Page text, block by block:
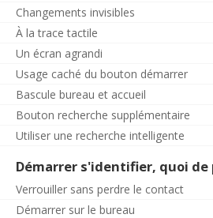
Changements invisibles
À la trace tactile
Un écran agrandi
Usage caché du bouton démarrer
Bascule bureau et accueil
Bouton recherche supplémentaire
Utiliser une recherche intelligente
Démarrer s'identifier, quoi de
Verrouiller sans perdre le contact
Démarrer sur le bureau